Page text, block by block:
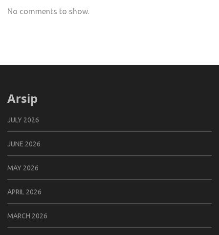
No comments to show.
Arsip
JULY 2026
JUNE 2026
MAY 2026
APRIL 2026
MARCH 2026